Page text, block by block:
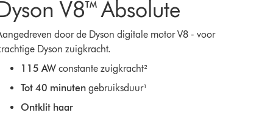
V8™ Absolute
door de Dyson digitale motor V8 - voor
Dyson zuigkracht.
115 AW constante zuigkracht²
Tot 40 minutengebruiksduur¹
Ontklit haar